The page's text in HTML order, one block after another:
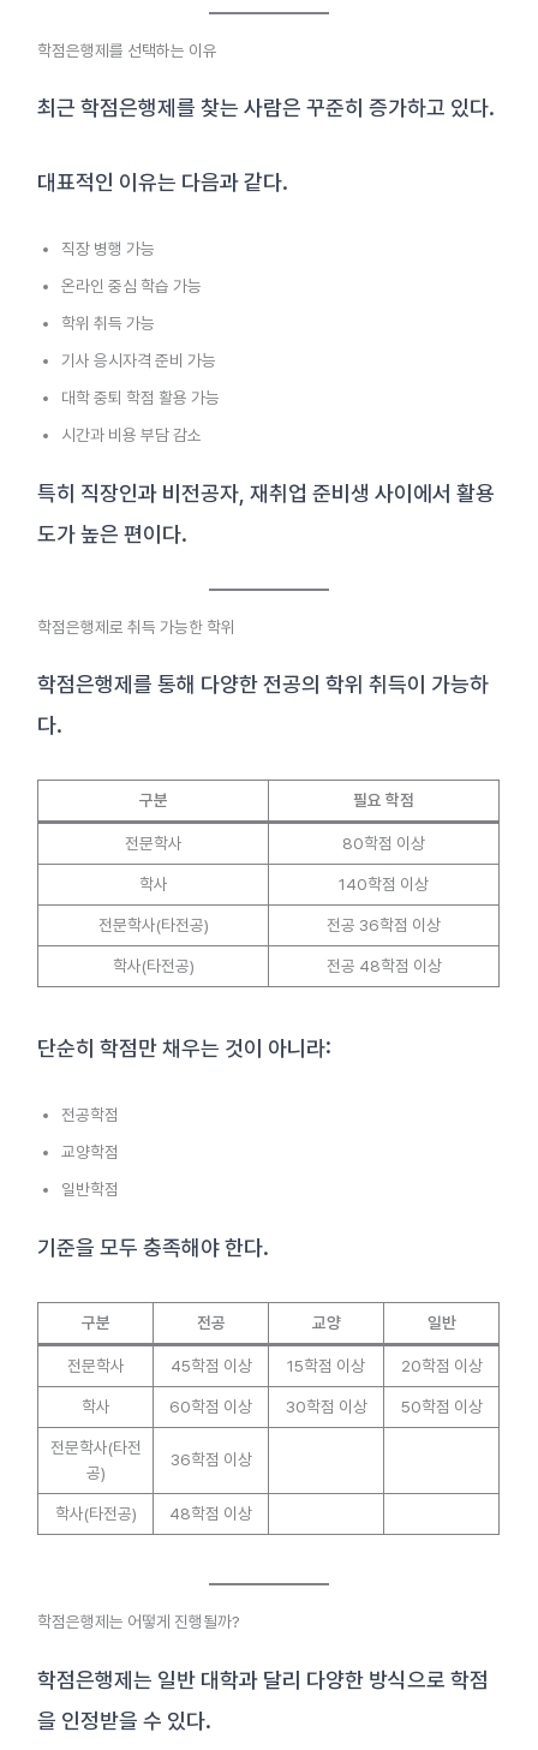
학점은행제를 선택하는 이유
최근 학점은행제를 찾는 사람은 꾸준히 증가하고 있다.
대표적인 이유는 다음과 같다.
직장 병행 가능
온라인 중심 학습 가능
학위 취득 가능
기사 응시자격 준비 가능
대학 중퇴 학점 활용 가능
시간과 비용 부담 감소
특히 직장인과 비전공자, 재취업 준비생 사이에서 활용
도가 높은 편이다.
학점은행제로 취득 가능한 학위
학점은행제를 통해 다양한 전공의 학위 취득이 가능하
다.
구분 필요 학점
전문학사 80학점 이상
학사 140학점 이상
전문학사(타전공) 전공 36학점 이상
학사(타전공) 전공 48학점 이상
단순히 학점만 채우는 것이 아니라:
전공학점
교양학점
일반학점
기준을 모두 충족해야 한다.
구분 전공 교양 일반
전문학사 45학점 이상 15학점 이상 20학점 이상
학사 60학점 이상 30학점 이상 50학점 이상
전문학사(타전
공)
36학점 이상
학사(타전공) 48학점 이상
학점은행제는 어떻게 진행될까?
학점은행제는 일반 대학과 달리 다양한 방식으로 학점
을 인정받을 수 있다.